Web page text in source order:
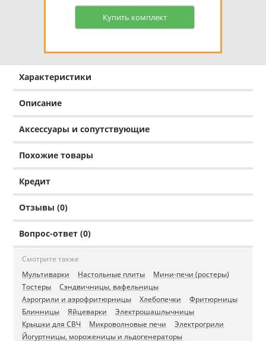
Купить комплект
Характеристики
Описание
Аксессуары и сопутствующие
Похожие товары
Кредит
Отзывы (0)
Вопрос-ответ (0)
Смотрите также
Мультиварки
Настольные плиты
Мини-печи (ростеры)
Тостеры
Сэндвичницы, вафельницы
Аэрогрили и аэрофритюрницы
Хлебопечки
Фритюрницы
Блинницы
Яйцеварки
Электрошашлычницы
Крышки для СВЧ
Микроволновые печи
Электрогрили
Йогуртницы, мороженицы и льдогенераторы